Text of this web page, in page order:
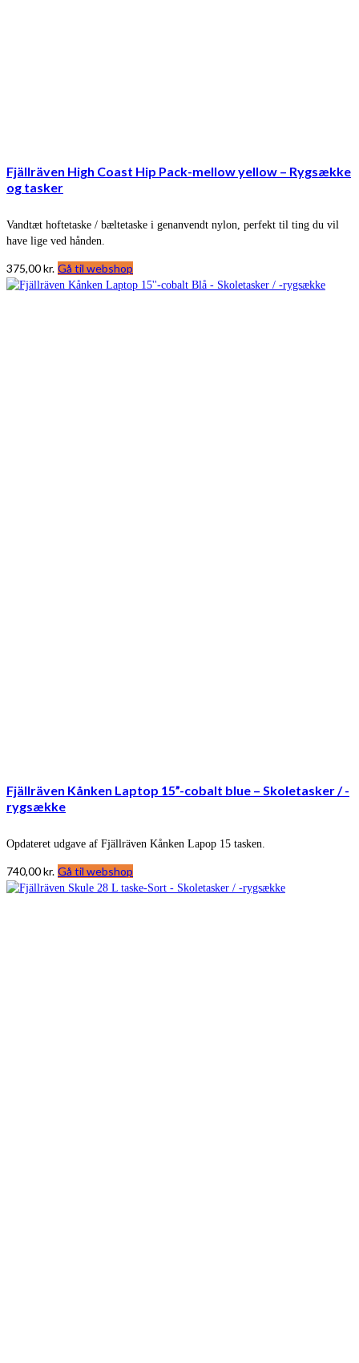
Fjällräven High Coast Hip Pack-mellow yellow – Rygsække
og tasker
Vandtæt hoftetaske / bæltetaske i genanvendt nylon, perfekt til ting du vil
have lige ved hånden.
375,00kr. Gå til webshop
Fjällräven Kånken Laptop 15”-cobalt blue – Skoletasker / -
rygsække
Opdateret udgave af Fjällräven Kånken Lapop 15 tasken.
740,00kr. Gå til webshop